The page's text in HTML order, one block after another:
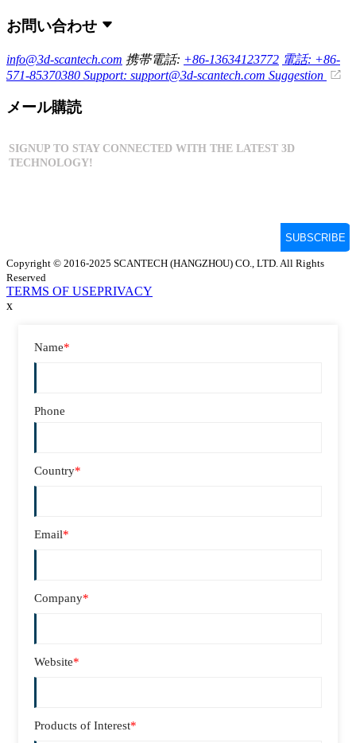
お問い合わせ
info@3d-scantech.com 携帯電話: +86-13634123772 電話: +86-
571-85370380 Support: support@3d-scantech.com Suggestion
メール購読
Copyright © 2016-2025 SCANTECH (HANGZHOU) CO., LTD. All Rights
Reserved
TERMS OF USEPRIVACY
x
Name*
Phone
Country*
Email*
Company*
Website*
Products of Interest*